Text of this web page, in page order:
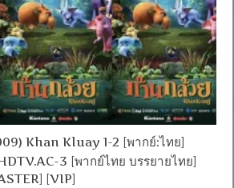
Khan Kluay 1-2 [พากย์:ไทย]
3 [พากย์ไทย บรรยายไทย]
[VIP]